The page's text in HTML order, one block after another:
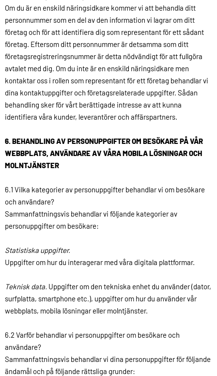
Om du är en enskild näringsidkare kommer vi att behandla ditt
personnummer som en del av den information vi lagrar om ditt
företag och för att identifiera dig som representant för ett sådant
företag. Eftersom ditt personnummer är detsamma som ditt
företagsregistreringsnummer är detta nödvändigt för att fullgöra
avtalet med dig. Om du inte är en enskild näringsidkare men
kontaktar oss i rollen som representant för ett företag behandlar vi
dina kontaktuppgifter och företagsrelaterade uppgifter. Sådan
behandling sker för vårt berättigade intresse av att kunna
identifiera våra kunder, leverantörer och affärspartners.
6. BEHANDLING AV PERSONUPPGIFTER OM BESÖKARE PÅ VÅR
WEBBPLATS, ANVÄNDARE AV VÅRA MOBILA LÖSNINGAR OCH
MOLNTJÄNSTER
6.1 Vilka kategorier av personuppgifter behandlar vi om besökare
och användare?
Sammanfattningsvis behandlar vi följande kategorier av
personuppgifter om besökare:
Statistiska uppgifter.
Uppgifter om hur du interagerar med våra digitala plattformar.
Teknisk data. Uppgifter om den tekniska enhet du använder (dator,
surfplatta, smartphone etc.), uppgifter om hur du använder vår
webbplats, mobila lösningar eller molntjänster.
6.2 Varför behandlar vi personuppgifter om besökare och
användare?
Sammanfattningsvis behandlar vi dina personuppgifter för följande
ändamål och på följande rättsliga grunder: